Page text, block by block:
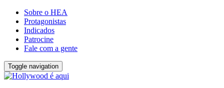
Sobre o HEA
Protagonistas
Indicados
Patrocine
Fale com a gente
Toggle navigation